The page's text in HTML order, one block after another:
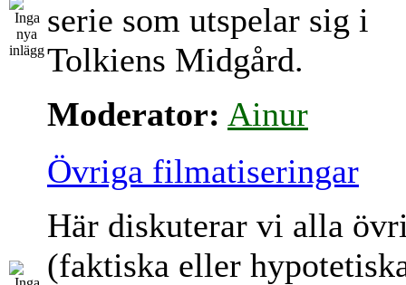
serie som utspelar sig i
Tolkiens Midgård.
Moderator: Ainur
Övriga filmatiseringar
Här diskuterar vi alla
(faktiska eller